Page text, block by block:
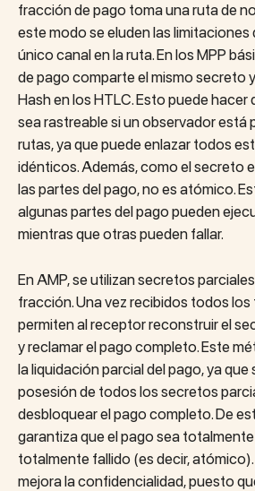
fracción de pago toma una ruta de
este modo se eluden las limitaciones
único canal en la ruta. En los MPP
de pago comparte el mismo secreto
Hash en los HTLC. Esto puede
sea rastreable si un observador está
rutas, ya que puede enlazar todos
idénticos. Además, como el secreto
las partes del pago, no es atómico.
algunas partes del pago pueden
mientras que otras pueden fallar.
En AMP, se utilizan secretos
fracción. Una vez recibidos todos
permiten al receptor reconstruir el
y reclamar el pago completo. Este
la liquidación parcial del pago, ya que
posesión de todos los secretos
desbloquear el pago completo. De
garantiza que el pago sea
totalmente fallido (es decir,
mejora la confidencialidad, puesto